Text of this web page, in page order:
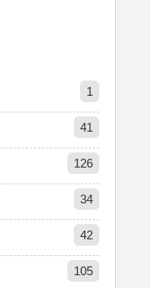
1
41
126
34
42
105